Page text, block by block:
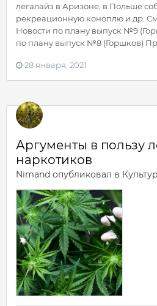
легалайз в Аризоне; в Польше
рекреационную коноплю и др.
Новости по плану выпуск №9
по плану выпуск №8 (Горшков)
28 января, 2021
Аргументы в пользу
наркотиков
Nimand опубликовал в